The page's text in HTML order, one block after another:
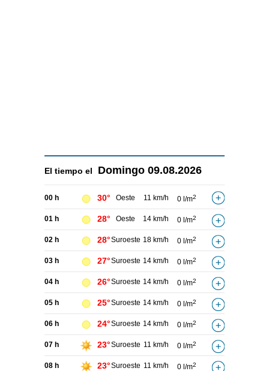
El tiempo el Domingo 09.08.2026
00 h 30° Oeste 11 km/h 0 l/m2
01 h 28° Oeste 14 km/h 0 l/m2
02 h 28°Suroeste 18 km/h 0 l/m2
03 h 27°Suroeste 14 km/h 0 l/m2
04 h 26°Suroeste 14 km/h 0 l/m2
05 h 25°Suroeste 14 km/h 0 l/m2
06 h 24°Suroeste 14 km/h 0 l/m2
07 h 23°Suroeste 11 km/h 0 l/m2
08 h 23°Suroeste 11 km/h 0 l/m2